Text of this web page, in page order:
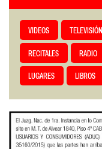
VIDEOS TELEVISIÓN
RECITALES RADIO
LUGARES LIBROS